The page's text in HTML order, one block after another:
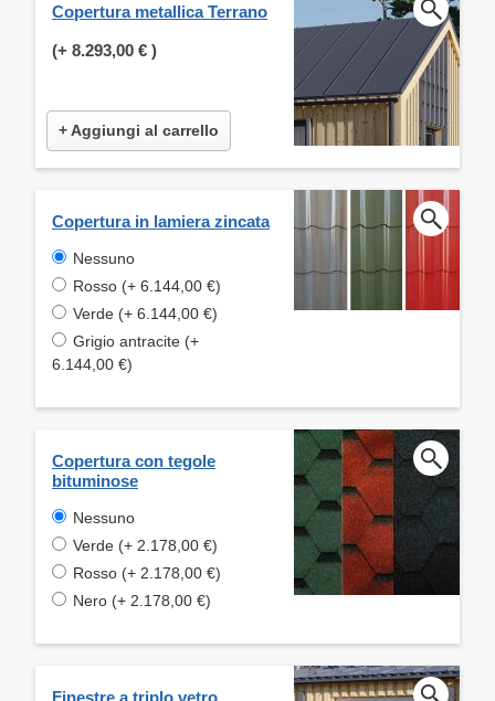
Copertura metallica Terrano
(+ 8.293,00 € )
+ Aggiungi al carrello
Copertura in lamiera zincata
Nessuno
Rosso (+ 6.144,00 €)
Verde (+ 6.144,00 €)
Grigio antracite (+
6.144,00 €)
Copertura con tegole
bituminose
Nessuno
Verde (+ 2.178,00 €)
Rosso (+ 2.178,00 €)
Nero (+ 2.178,00 €)
Finestre a triplo vetro